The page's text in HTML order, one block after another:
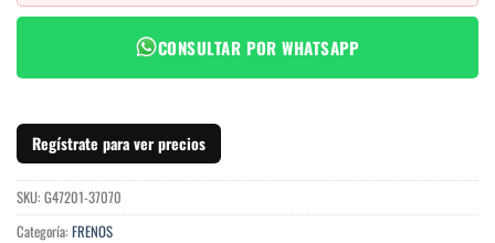
CONSULTAR POR WHATSAPP
Regístrate para ver precios
SKU: G47201-37070
Categoría: FRENOS